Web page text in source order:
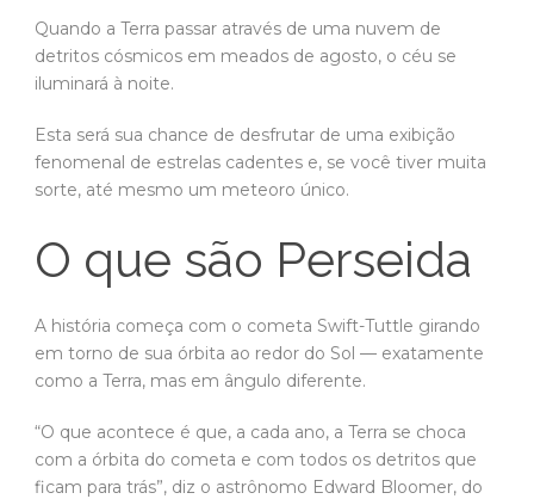
Quando a Terra passar através de uma nuvem de
detritos cósmicos em meados de agosto, o céu se
iluminará à noite.
Esta será sua chance de desfrutar de uma exibição
fenomenal de estrelas cadentes e, se você tiver muita
sorte, até mesmo um meteoro único.
O que são Perseida
A história começa com o cometa Swift-Tuttle girando
em torno de sua órbita ao redor do Sol — exatamente
como a Terra, mas em ângulo diferente.
“O que acontece é que, a cada ano, a Terra se choca
com a órbita do cometa e com todos os detritos que
ficam para trás”, diz o astrônomo Edward Bloomer, do